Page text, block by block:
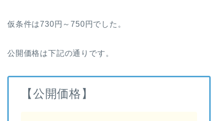
仮条件は730円～750円でした。
公開価格は下記の通りです。
【公開価格】